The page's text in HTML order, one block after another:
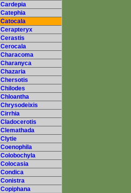
Cardepia
Catephia
Catocala
Cerapteryx
Cerastis
Cerocala
Characoma
Charanyca
Chazaria
Chersotis
Chilodes
Chloantha
Chrysodeixis
Cirrhia
Cladocerotis
Clemathada
Clytie
Coenophila
Colobochyla
Colocasia
Condica
Conistra
Copiphana